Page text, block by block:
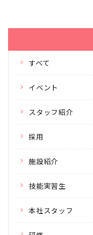
すべて
イベント
スタッフ紹介
採用
施設紹介
技能実習生
本社スタッフ